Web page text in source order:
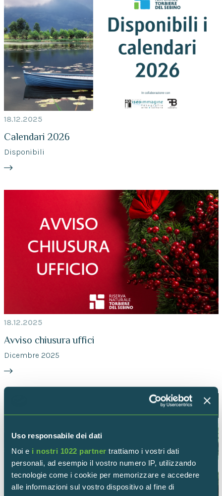
Uso responsabile dei dati
Noi e i nostri 1022 partner trattiamo i vostri dati
personali, ad esempio il vostro numero IP, utilizzando
tecnologie come i cookie per memorizzare e accedere
alle informazioni sul vostro dispositivo al fine di
18.12.2025
Calendari 2026
Disponibili
18.12.2025
Avviso chiusura uffici
Dicembre 2025